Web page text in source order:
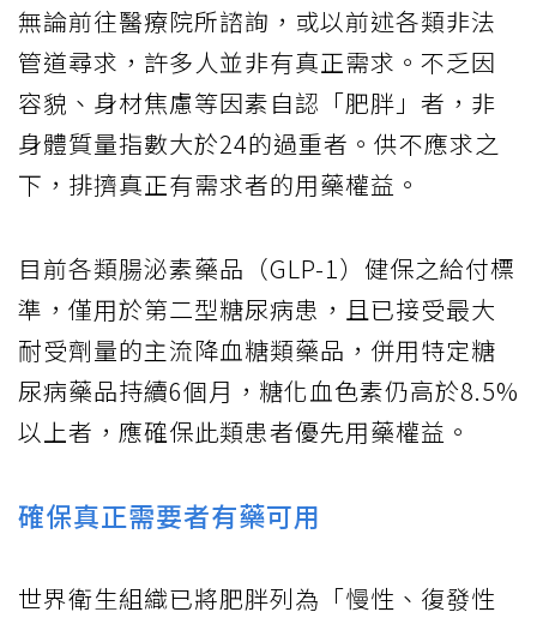
無論前往醫療院所諮詢，或以前述各類非法
管道尋求，許多人並非有真正需求。不乏因
容貌、身材焦慮等因素自認「肥胖」者，非
身體質量指數大於24的過重者。供不應求之
下，排擠真正有需求者的用藥權益。
目前各類腸泌素藥品（GLP-1）健保之給付標
準，僅用於第二型糖尿病患，且已接受最大
耐受劑量的主流降血糖類藥品，併用特定糖
尿病藥品持續6個月，糖化血色素仍高於8.5%
以上者，應確保此類患者優先用藥權益。
確保真正需要者有藥可用
世界衛生組織已將肥胖列為「慢性、復發性